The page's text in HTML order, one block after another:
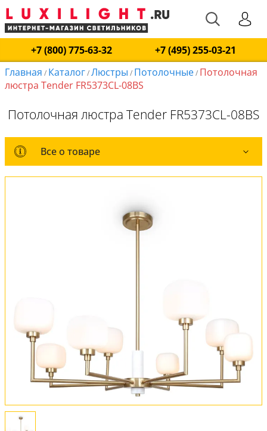
+7 (800) 775-63-32
+7 (495) 255-03-21
Главная / Каталог/Люстры / Потолочные/ Потолочная
люстра Tender FR5373CL-08BS
Потолочная люстра Tender FR5373CL-08BS
Все о товаре
Все о товаре
Комплект лампочек
Отзывы